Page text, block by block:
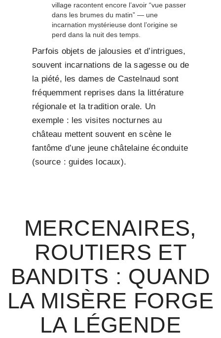
village racontent encore l’avoir “vue passer
dans les brumes du matin” — une
incarnation mystérieuse dont l’origine se
perd dans la nuit des temps.
Parfois objets de jalousies et d’intrigues,
souvent incarnations de la sagesse ou de
la piété, les dames de Castelnaud sont
fréquemment reprises dans la littérature
régionale et la tradition orale. Un
exemple : les visites nocturnes au
château mettent souvent en scène le
fantôme d’une jeune châtelaine éconduite
(source : guides locaux).
MERCENAIRES,
ROUTIERS ET
BANDITS : QUAND
LA MISÈRE FORGE
LA LÉGENDE